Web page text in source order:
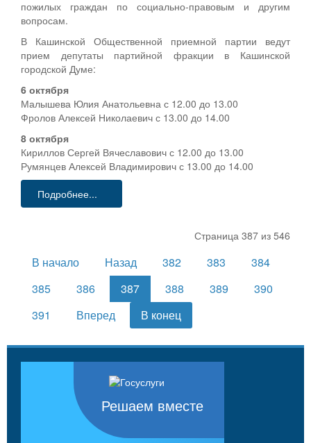
пожилых граждан по социально-правовым и другим
вопросам.
В Кашинской Общественной приемной партии ведут
прием депутаты партийной фракции в Кашинской
городской Думе:
6 октября
Малышева Юлия Анатольевна с 12.00 до 13.00
Фролов Алексей Николаевич с 13.00 до 14.00
8 октября
Кириллов Сергей Вячеславович с 12.00 до 13.00
Румянцев Алексей Владимирович с 13.00 до 14.00
Подробнее...
Страница 387 из 546
В начало Назад 382 383
384
385
386 387 388 389
390
391
Вперед В конец
Решаем вместе